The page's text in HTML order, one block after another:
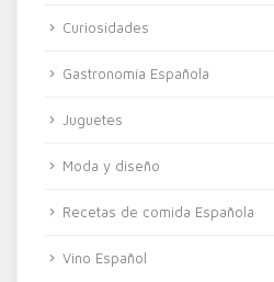
Curiosidades
Gastronomía Española
Juguetes
Moda y diseño
Recetas de comida Española
Vino Español